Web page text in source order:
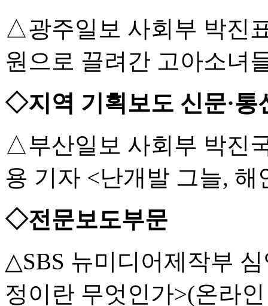
△광주일보 사회부 박진
원으로 끌려간 고아소녀
◇지역 기획보도 신문·통
△부산일보 사회부 박진
용 기자 <난개발 그늘, 해
◇전문보도부문
△SBS 뉴미디어제작부
정이란 무엇인가>(온라인